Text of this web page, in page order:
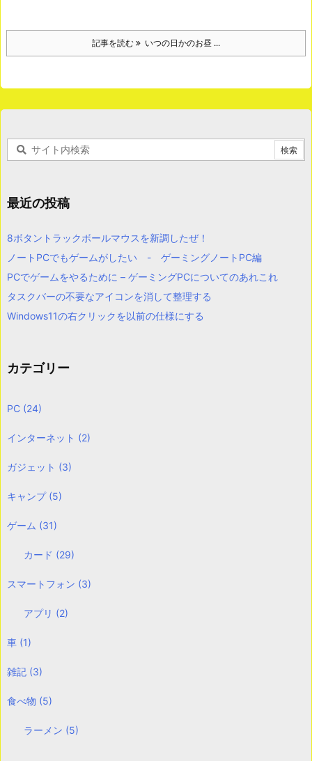
記事を読む いつの日かのお昼 ...
最近の投稿
8ボタントラックボールマウスを新調したぜ！
ノートPCでもゲームがしたい - ゲーミングノートPC編
PCでゲームをやるために – ゲーミングPCについてのあれこれ
タスクバーの不要なアイコンを消して整理する
Windows11の右クリックを以前の仕様にする
カテゴリー
PC (24)
インターネット (2)
ガジェット (3)
キャンプ (5)
ゲーム (31)
カード (29)
スマートフォン (3)
アプリ (2)
車 (1)
雑記 (3)
食べ物 (5)
ラーメン (5)